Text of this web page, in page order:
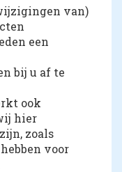
van)
een
bij u af te
ook
hier
zoals
voor